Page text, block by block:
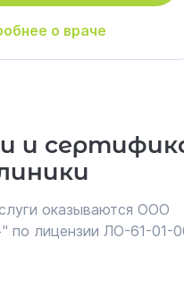
о враче
и
оказываются ООО
по лицензии ЛО-61-01-